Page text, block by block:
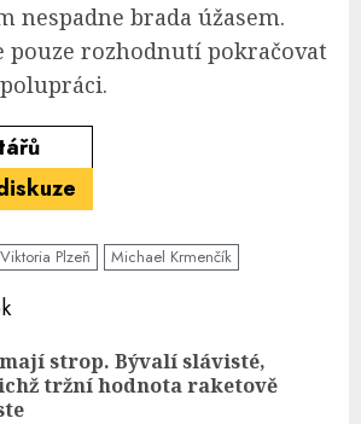
nespadne brada úžasem.
pouze rozhodnutí pokračovat
Plzeň Michael Krmenčík
strop. Bývalí slávisté,
tržní hodnota raketově